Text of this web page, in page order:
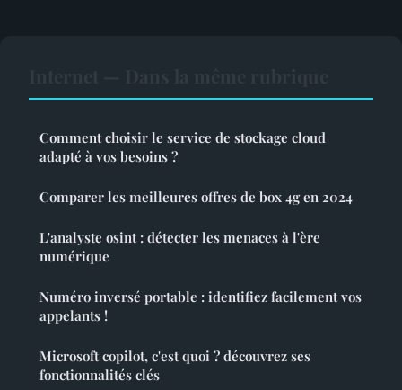
Comment choisir le service de stockage cloud
adapté à vos besoins ?
Comparer les meilleures offres de box 4g en 2024
L'analyste osint : détecter les menaces à l'ère
numérique
Numéro inversé portable : identifiez facilement vos
appelants !
Microsoft copilot, c'est quoi ? découvrez ses
fonctionnalités clés